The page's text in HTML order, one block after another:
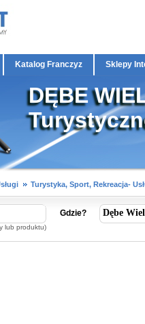
Katalog Franczyz Sklepy
DĘBE
Turystyka, Sport, Rekreacja-
lub produktu)
Gdzie?